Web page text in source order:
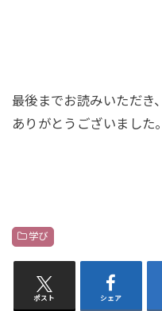
最後までお読みいただき、
ありがとうございました。
学び
ポスト シェア